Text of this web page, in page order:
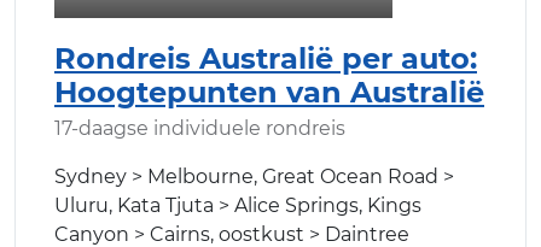
Rondreis Australië per auto:
Hoogtepunten van Australië
17-daagse individuele rondreis
Sydney > Melbourne, Great Ocean Road >
Uluru, Kata Tjuta > Alice Springs, Kings
Canyon > Cairns, oostkust > Daintree